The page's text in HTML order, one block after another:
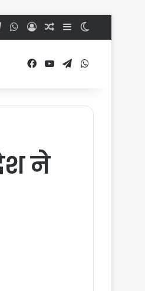
TelegramWhatsApp
Log InRandom Article
Sidebar
Facebook
YouTubeTelegram
ने